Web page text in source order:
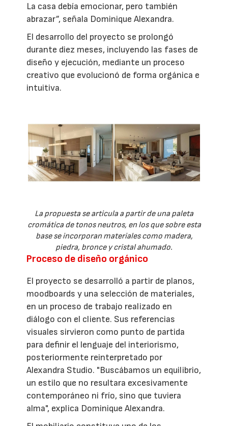
La casa debía emocionar, pero también
abrazar”, señala Dominique Alexandra.
El desarrollo del proyecto se prolongó
durante diez meses, incluyendo las fases de
diseño y ejecución, mediante un proceso
creativo que evolucionó de forma orgánica e
intuitiva.
La propuesta se articula a partir de una paleta
cromática de tonos neutros, en los que sobre esta
base se incorporan materiales como madera,
piedra, bronce y cristal ahumado.
Proceso de diseño orgánico
El proyecto se desarrolló a partir de planos,
moodboards y una selección de materiales,
en un proceso de trabajo realizado en
diálogo con el cliente. Sus referencias
visuales sirvieron como punto de partida
para definir el lenguaje del interiorismo,
posteriormente reinterpretado por
Alexandra Studio. "Buscábamos un equilibrio,
un estilo que no resultara excesivamente
contemporáneo ni frío, sino que tuviera
alma", explica Dominique Alexandra.